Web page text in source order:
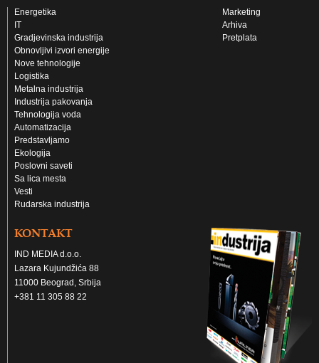
Energetika
IT
Gradjevinska industrija
Obnovljivi izvori energije
Nove tehnologije
Logistika
Metalna industrija
Industrija pakovanja
Tehnologija voda
Automatizacija
Predstavljamo
Ekologija
Poslovni saveti
Sa lica mesta
Vesti
Rudarska industrija
Marketing
Arhiva
Pretplata
KONTAKT
IND MEDIA d.o.o.
Lazara Kujundžića 88
11000 Beograd, Srbija
+381 11 305 88 22